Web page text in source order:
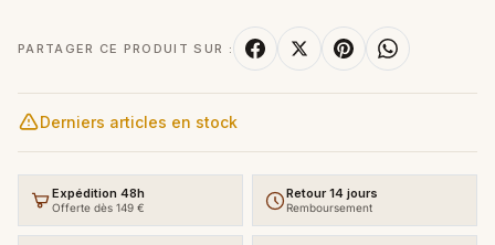
PARTAGER CE PRODUIT SUR :
Derniers articles en stock
Expédition 48h
Offerte dès 149 €
Retour 14 jours
Remboursement